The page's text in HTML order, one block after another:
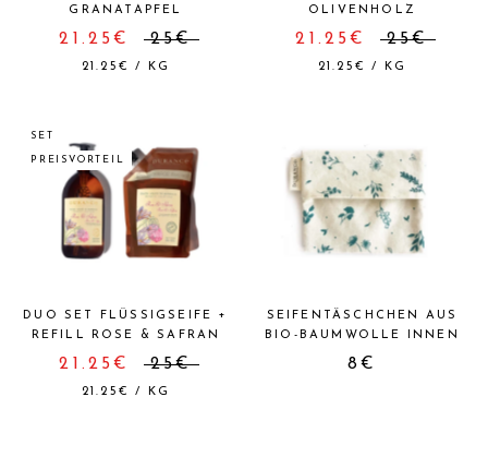
GRANATAPFEL
21.25€ 25€
21.25€ / KG
OLIVENHOLZ
21.25€ 25€
21.25€ / KG
SET
PREISVORTEIL
DUO SET FLÜSSIGSEIFE +
REFILL ROSE & SAFRAN
21.25€ 25€
21.25€ / KG
SEIFENTÄSCHCHEN AUS
BIO-BAUMWOLLE INNEN
8€